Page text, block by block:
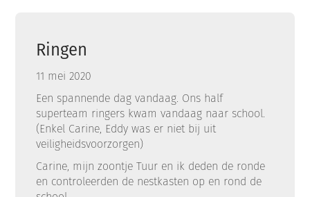
Ringen
11 mei 2020
Een spannende dag vandaag. Ons half
superteam ringers kwam vandaag naar school.
(Enkel Carine, Eddy was er niet bij uit
veiligheidsvoorzorgen)
Carine, mijn zoontje Tuur en ik deden de ronde
en controleerden de nestkasten op en rond de